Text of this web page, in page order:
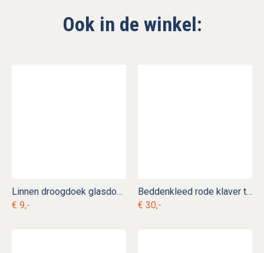
Ook in de winkel:
Linnen droogdoek glasdoek t. hk 13
€ 9,-
Beddenkleed rode klaver t. b 3
€ 30,-